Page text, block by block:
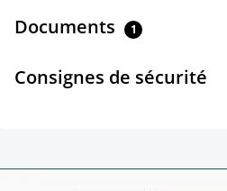
Documents 1
Consignes de sécurité